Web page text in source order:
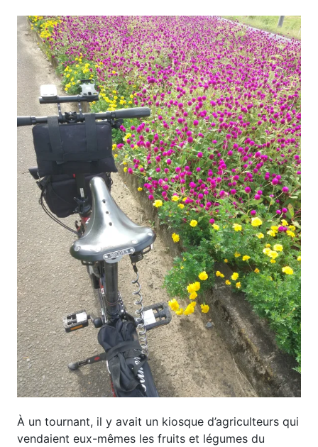
À un tournant, il y avait un kiosque d’agriculteurs qui
vendaient eux-mêmes les fruits et légumes du